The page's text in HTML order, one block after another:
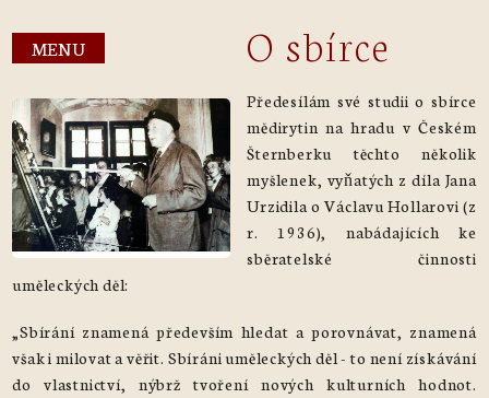
MENU O sbírce
Předesílám své studii o sbírce
mědirytin na hradu v Českém
Šternberku těchto několik
myšlenek, vyňatých z díla Jana
Urzidila o Václavu Hollarovi (z
r. 1936), nabádajících ke
sběratelské činnosti
uměleckých děl:
„Sbírání znamená především hledat a porovnávat, znamená
však i milovat a věřit. Sbíráni uměleckých děl - to není získávání
do vlastnictví, nýbrž tvoření nových kulturních hodnot.